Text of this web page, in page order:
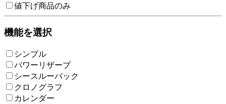
値下げ商品のみ
機能を選択
シンプル
パワーリザーブ
シースルーバック
クロノグラフ
カレンダー